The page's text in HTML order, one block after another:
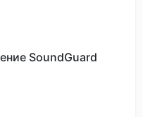
SoundGuard